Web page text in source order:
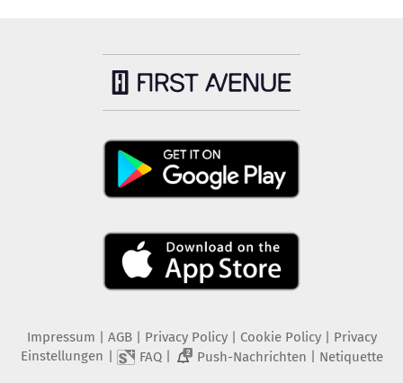
Impressum AGB Privacy Policy| Cookie Policy| Privacy
Einstellungen
FAQ| 2 Push-Nachrichten Netiquette